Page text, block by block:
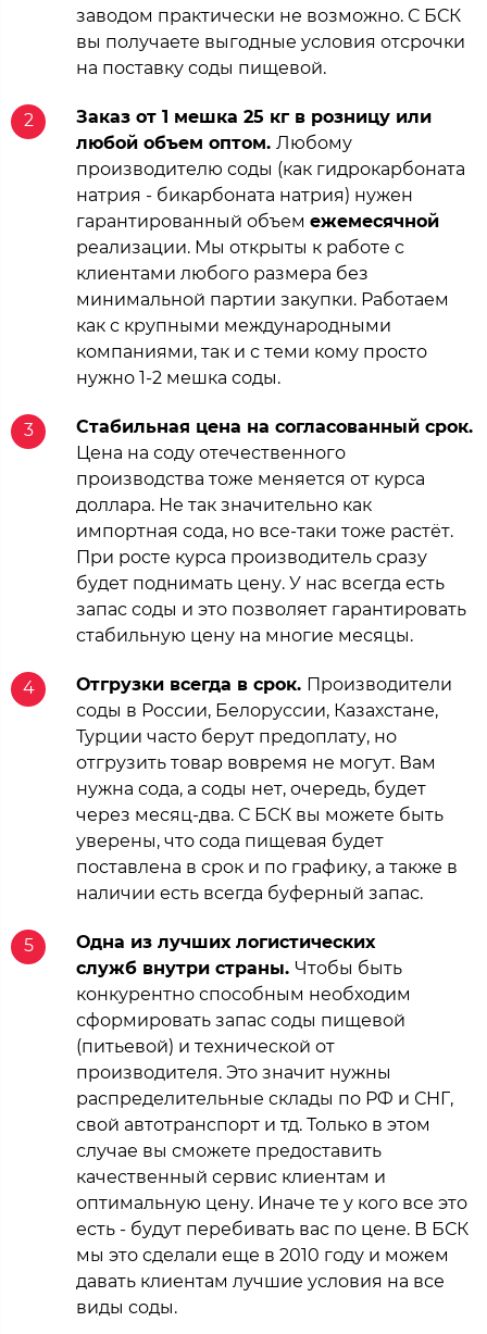
заводом практически не возможно. С БСК
вы получаете выгодные условия отсрочки
на поставку соды пищевой.
2
Заказ от 1 мешка 25 кг в розницу или
любой объем оптом. Любому
производителю соды (как гидрокарбоната
натрия - бикарбоната натрия) нужен
гарантированный объем ежемесячной
реализации. Мы открыты к работе с
клиентами любого размера без
минимальной партии закупки. Работаем
как с крупными международными
компаниями, так и с теми кому просто
нужно 1-2 мешка соды.
3
Стабильная цена на согласованный срок.
Цена на соду отечественного
производства тоже меняется от курса
доллара. Не так значительно как
импортная сода, но все-таки тоже растёт.
При росте курса производитель сразу
будет поднимать цену. У нас всегда есть
запас соды и это позволяет гарантировать
стабильную цену на многие месяцы.
4 Отгрузки всегда в срок. Производители
соды в России, Белоруссии, Казахстане,
Турции часто берут предоплату, но
отгрузить товар вовремя не могут. Вам
нужна сода, а соды нет, очередь, будет
через месяц-два. С БСК вы можете быть
уверены, что сода пищевая будет
поставлена в срок и по графику, а также в
наличии есть всегда буферный запас.
5
Одна из лучших логистических
служб внутри страны. Чтобы быть
конкурентно способным необходим
сформировать запас соды пищевой
(питьевой) и технической от
производителя. Это значит нужны
распределительные склады по РФ и СНГ,
свой автотранспорт и тд. Только в этом
случае вы сможете предоставить
качественный сервис клиентам и
оптимальную цену. Иначе те у кого все это
есть - будут перебивать вас по цене. В БСК
мы это сделали еще в 2010 году и можем
давать клиентам лучшие условия на все
виды соды.